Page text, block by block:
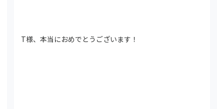
T様、本当におめでとうございます！